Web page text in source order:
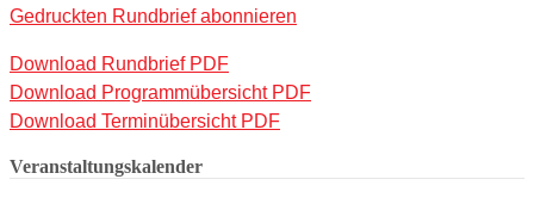
Gedruckten Rundbrief abonnieren
Download Rundbrief PDF
Download Programmübersicht PDF
Download Terminübersicht PDF
Veranstaltungskalender